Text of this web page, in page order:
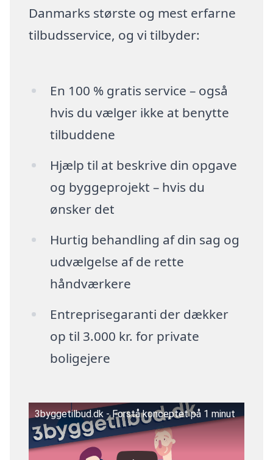
Danmarks største og mest erfarne
tilbudsservice, og vi tilbyder:
En 100 % gratis service – også
hvis du vælger ikke at benytte
tilbuddene
Hjælp til at beskrive din opgave
og byggeprojekt – hvis du
ønsker det
Hurtig behandling af din sag og
udvælgelse af de rette
håndværkere
Entreprisegaranti der dækker
op til 3.000 kr. for private
boligejere
3byggetilbud.dk - Forstå konceptet på 1 minut